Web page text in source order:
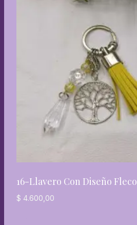
16-Llavero Con Diseño Fleco
$ 4.600,00